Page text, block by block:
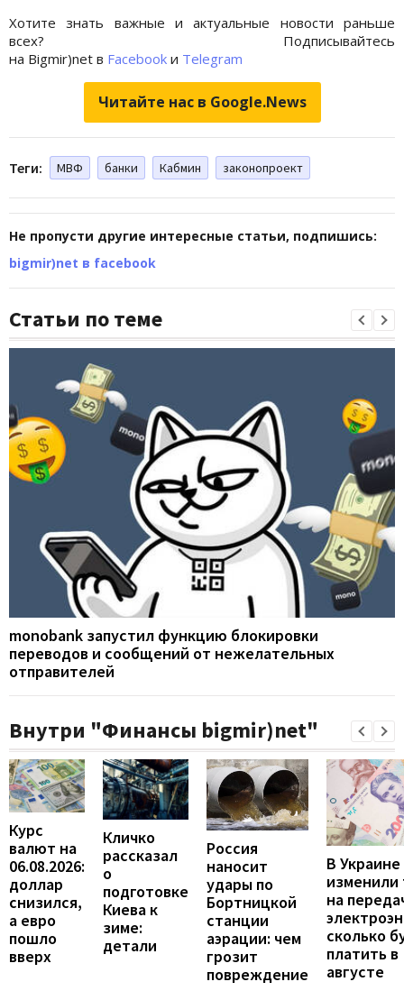
Хотите знать важные и актуальные новости раньше
всех? Подписывайтесь
на Bigmir)net в Facebook и Telegram
Читайте нас в Google.News
Теги: МВФ банки Кабмин законопроект
Не пропусти другие интересные статьи, подпишись:
bigmir)net в facebook
Статьи по теме
monobank запустил функцию блокировки
переводов и сообщений от нежелательных
отправителей
Внутри "Финансы bigmir)net"
Курс
валют на
06.08.2026:
доллар
снизился,
а евро
пошло
вверх
Кличко
рассказал
о
подготовке
Киева к
зиме:
детали
Россия
наносит
удары по
Бортницкой
станции
аэрации: чем
грозит
повреждение
В Украине
на
сколько
платить в
августе